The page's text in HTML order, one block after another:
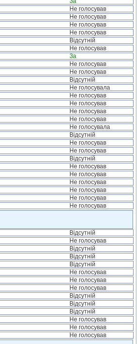
Не голосував
Не голосував
Не голосував
Не голосував
Відсутній
Не голосував
За
Не голосував
Не голосував
Відсутній
Не голосувала
Не голосував
Не голосував
Не голосував
Не голосував
Не голосувала
Відсутній
Не голосував
Не голосував
Відсутній
Не голосував
Не голосував
Не голосував
Не голосував
Не голосував
Не голосував
Відсутній
Не голосував
Відсутній
Відсутній
Відсутній
Не голосував
Не голосував
Не голосував
Відсутній
Відсутній
Відсутній
Не голосував
Не голосував
Не голосував